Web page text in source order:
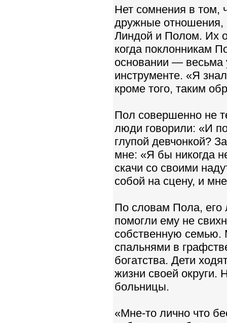
Нет сомнения в том,
дружные отношения,
Линдой и Полом. Их
когда поклонникам
основании — весьма
инструменте. «Я
кроме того, таким
Пол совершенно не
люди говорили: «И
глупой девчонкой?
мне: «Я бы никогда
скачи со своими
собой на сцену, и
По словам Пола, его
помогли ему не
собственную семью.
спальнями в
богатства. Дети
жизни своей округи.
больницы.
«Мне-то лично что